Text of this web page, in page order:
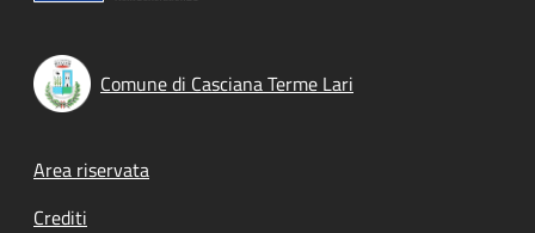
Comune di Casciana Terme Lari
Footer menu
Area riservata
Crediti